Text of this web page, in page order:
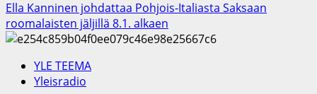
27.3.–
8.5.2020
more
about
Oscar-
jälleen
suorana
Ella Kanninen johdattaa Pohjois-Italiasta Saksaan
roomalaisten jäljillä 8.1. alkaen
YLE TEEMA
Yleisradio